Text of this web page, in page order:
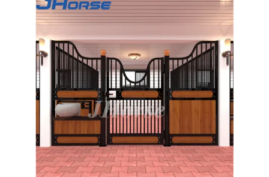
PLAN
POLITIQUE
MATIÈRE